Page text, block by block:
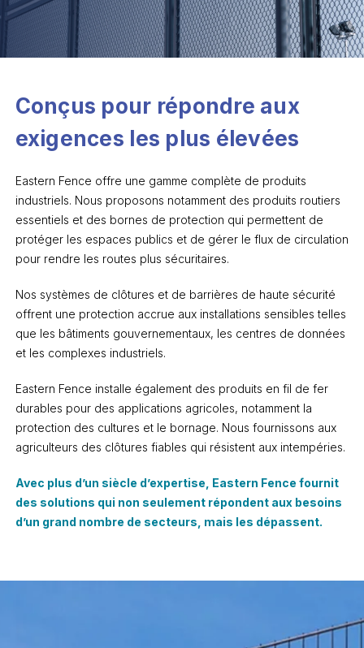
Conçus pour répondre aux
exigences les plus élevées
Eastern Fence offre une gamme complète de produits
industriels. Nous proposons notamment des produits routiers
essentiels et des bornes de protection qui permettent de
protéger les espaces publics et de gérer le flux de circulation
pour rendre les routes plus sécuritaires.
Nos systèmes de clôtures et de barrières de haute sécurité
offrent une protection accrue aux installations sensibles telles
que les bâtiments gouvernementaux, les centres de données
et les complexes industriels.
Eastern Fence installe également des produits en fil de fer
durables pour des applications agricoles, notamment la
protection des cultures et le bornage. Nous fournissons aux
agriculteurs des clôtures fiables qui résistent aux intempéries.
Avec plus d’un siècle d’expertise, Eastern Fence fournit
des solutions qui non seulement répondent aux besoins
d’un grand nombre de secteurs, mais les dépassent.